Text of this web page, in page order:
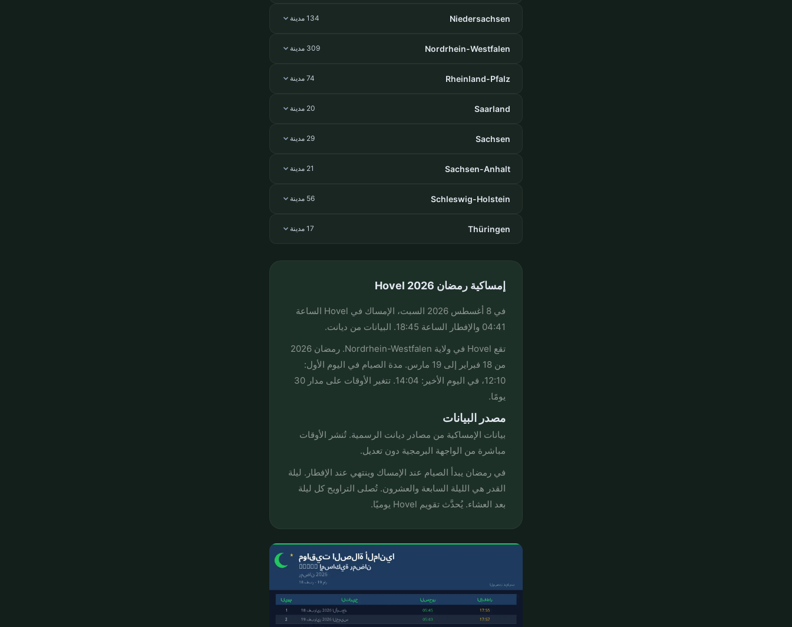
Niedersachsen 134 مدينة
Nordrhein-Westfalen 309 مدينة
Rheinland-Pfalz 74 مدينة
Saarland 20 مدينة
Sachsen 29 مدينة
Sachsen-Anhalt 21 مدينة
Schleswig-Holstein 56 مدينة
Thüringen 17 مدينة
إمساكية رمضان Hovel 2026
في 8 أغسطس 2026 السبت، الإمساك في Hovel الساعة
04:41 والإفطار الساعة 18:45. البيانات من ديانت.
تقع Hovel في ولاية Nordrhein-Westfalen. رمضان 2026
من 18 فبراير إلى 19 مارس. مدة الصيام في اليوم الأول:
12:10، في اليوم الأخير: 14:04. تتغير الأوقات على مدار 30
يومًا.
مصدر البيانات
بيانات الإمساكية من مصادر ديانت الرسمية. تُنشر الأوقات
مباشرة من الواجهة البرمجية دون تعديل.
في رمضان يبدأ الصيام عند الإمساك وينتهي عند الإفطار. ليلة
القدر هي الليلة السابعة والعشرون. تُصلى التراويح كل ليلة
بعد العشاء. يُحدَّث تقويم Hovel يوميًا.